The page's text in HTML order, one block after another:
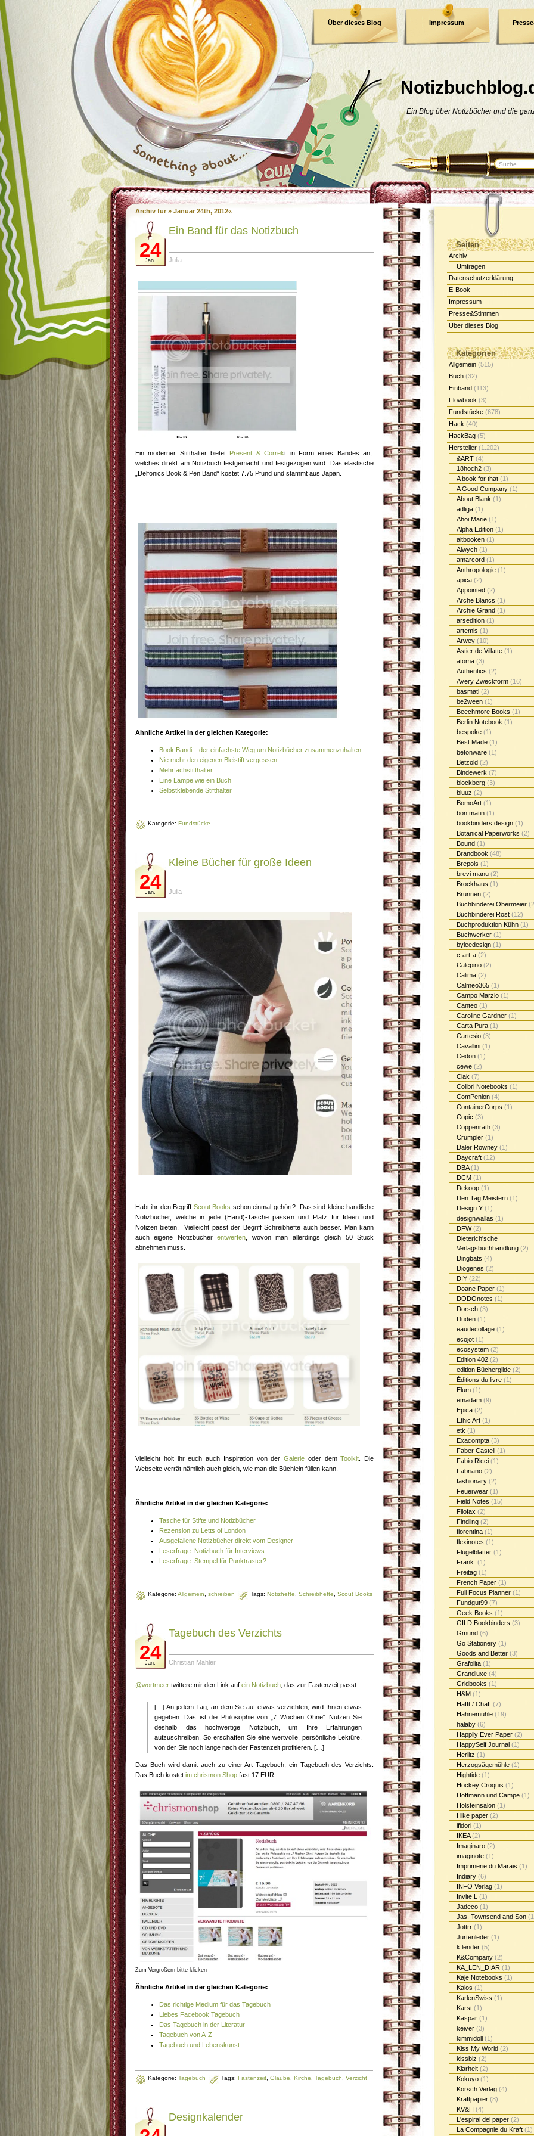
Ein Blog über Notizbücher und die
Über dieses Blog Impressum
Datenschutzerklärung
Archiv für » Januar 24th, 2012«
24
Jan.
Ein Band für das Notizbuch
Julia
Ein moderner Stifthalter bietet Present & Correkt in Form eines Bandes an,
welches direkt am Notizbuch festgemacht und festgezogen wird. Das elastische
„Delfonics Book & Pen Band“ kostet 7.75 Pfund und stammt aus Japan.
Ähnliche Artikel in der gleichen Kategorie:
Book Bandi – der einfachste Weg um Notizbücher zusammenzuhalten
Nie mehr den eigenen Bleistift vergessen
Mehrfachstifthalter
Eine Lampe wie ein Buch
Selbstklebende Stifthalter
Kategorie: Fundstücke
24
Jan.
Kleine Bücher für große Ideen
Julia
Habt ihr den Begriff Scout Books schon einmal gehört? Das sind kleine handliche
Notizbücher, welche in jede (Hand)-Tasche passen und Platz für Ideen und
Notizen bieten. Vielleicht passt der Begriff Schreibhefte auch besser. Man kann
auch eigene Notizbücherentwerfen , wovon man allerdings gleich 50 Stück
abnehmen muss.
Vielleicht holt ihr euch auch Inspiration von der Galerie oder demToolkit . Die
Webseite verrät nämlich auch gleich, wie man die Büchlein füllen kann.
Ähnliche Artikel in der gleichen Kategorie:
Tasche für Stifte und Notizbücher
Rezension zu Letts of London
Ausgefallene Notizbücher direkt vom Designer
Leserfrage: Notizbuch für Interviews
Leserfrage: Stempel für Punktraster?
Kategorie: Allgemein schreiben Tags: Notizhefte Schreibhefte Scout Books
24
Jan.
Tagebuch des Verzichts
Christian Mähler
@wortmeer twittere mir den Link auf ein Notizbuch , das zur Fastenzeit passt:
[…] An jedem Tag, an dem Sie auf etwas verzichten, wird Ihnen etwas
gegeben. Das ist die Philosophie von „7 Wochen Ohne“ Nutzen Sie
deshalb das hochwertige Notizbuch, um Ihre Erfahrungen
aufzuschreiben. So erschaffen Sie eine wertvolle, persönliche Lektüre,
von der Sie noch lange nach der Fastenzeit profitieren. […]
Das Buch wird damit auch zu einer Art Tagebuch, ein Tagebuch des Verzichts.
Das Buch kostet im chrismon Shop fast 17 EUR.
Zum Vergrößern bitte klicken
Ähnliche Artikel in der gleichen Kategorie:
Das richtige Medium für das Tagebuch
Liebes Facebook Tagebuch
Das Tagebuch in der Literatur
Tagebuch von A-Z
Tagebuch und Lebenskunst
Kategorie: Tagebuch Tags: Fastenzeit, Glaube, Kirche, Tagebuch, Verzicht
Designkalender
Seiten
Archiv
Umfragen
Datenschutzerklärung
E-Book
Impressum
Presse&Stimmen
Über dieses Blog
Kategorien
Allgemein (515)
Buch (32)
Einband (113)
Flowbook (3)
Fundstücke (678)
Hack (40)
HackBag (5)
Hersteller (1.202)
&ART (4)
18hoch2 (3)
A book for that (1)
A Good Company (1)
About:Blank (1)
adliga (1)
Ahoi Marie (1)
Alpha Edition (1)
altbooken (1)
Alwych (1)
amarcord (1)
Anthropologie (1)
apica (2)
Appointed (2)
Arche Blancs (1)
Archie Grand (1)
arsedition (1)
artemis (1)
Arwey (10)
Astier de Villatte (1)
atoma (3)
Authentics (2)
Avery Zweckform (16)
basmati (2)
be2ween (1)
Beechmore Books (1)
Berlin Notebook (1)
bespoke (1)
Best Made (1)
betonware (1)
Betzold (2)
Bindewerk (7)
blockberg (3)
bluuz (2)
BomoArt (1)
bon matin (1)
bookbinders design (1)
Botanical Paperworks (2)
Bound (1)
Brandbook (48)
Brepols (1)
brevi manu (2)
Brockhaus (1)
Brunnen (2)
Buchbinderei Obermeier
Buchbinderei Rost (12)
Buchproduktion Kühn (1)
Buchwerker (1)
byleedesign (1)
c-art-a (2)
Calepino (2)
Calima (2)
Calmeo365 (1)
Campo Marzio (1)
Canteo (1)
Caroline Gardner (1)
Carta Pura (1)
Cartesio (3)
Cavallini (1)
Cedon (1)
cewe (2)
Ciak (7)
Colibri Notebooks (1)
ComPenion (4)
ContainerCorps (1)
Copic (3)
Coppenrath (3)
Crumpler (1)
Daler Rowney (1)
Daycraft (12)
DBA(1)
DCM (1)
Dekoop (1)
Den Tag Meistern (1)
Design.Y (1)
designwallas (1)
DFW(2)
Dieterich'sche
Verlagsbuchhandlung (2)
Dingbats (4)
Diogenes (2)
DIY (22)
Doane Paper (1)
DODOnotes (1)
Dorsch (3)
Duden (1)
eaudecollage (1)
ecojot (1)
ecosystem (2)
Edition 402 (2)
edition Büchergilde (2)
Éditions du livre (1)
Elum (1)
emadam (9)
Epica (2)
Ethic Art (1)
etk (1)
Exacompta (3)
Faber Castell (1)
Fabio Ricci (1)
Fabriano (2)
fashionary (2)
Feuerwear (1)
Field Notes (15)
Filofax (2)
Findling (2)
fiorentina (1)
flexinotes (1)
Flügelblätter (1)
Frank. (1)
Freitag (1)
French Paper (1)
Full Focus Planner (1)
Fundgut99 (7)
Geek Books (1)
GILD Bookbinders (3)
Gmund (6)
Go Stationery (1)
Goods and Better (3)
Grafolita (1)
Grandluxe (4)
Gridbooks (1)
H&M (1)
Häfft / Chäff (7)
Hahnemühle (19)
halaby (6)
Happily Ever Paper (2)
HappySelf Journal (1)
Herlitz (1)
Herzogsägemühle (1)
Hightide (1)
Hockey Croquis (1)
Hoffmann und Campe (1)
Holsteinsalon (1)
I like paper (2)
ifidori (1)
IKEA(2)
Imaginaro (2)
imaginote (1)
Imprimerie du Marais (1)
Indiary (6)
INFO Verlag (1)
Invite.L (1)
Jadeco (1)
Jas. Townsend and Son
Jottrr (1)
Jurtenleder (1)
k lender (5)
K&Company (2)
KA_LEN_DIAR (1)
Kaje Notebooks (1)
Kalos (1)
KarlenSwiss (1)
Karst (1)
Kaspar (1)
keiver (3)
kimmidoll (1)
Kiss My World (2)
kissbiz (2)
Klarheit (2)
Kokuyo (1)
Korsch Verlag (4)
Kraftpapier (8)
KV&H (4)
L'espiral del paper (2)
La Compagnie du Kraft (1)